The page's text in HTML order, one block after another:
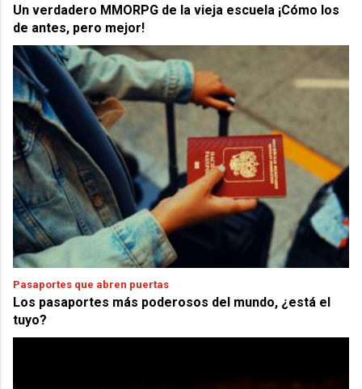
Un verdadero MMORPG de la vieja escuela ¡Cómo los
de antes, pero mejor!
Pasaportes que abren puertas
Los pasaportes más poderosos del mundo, ¿está el
tuyo?